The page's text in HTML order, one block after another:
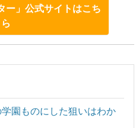
ー」公式サイトはこち
ら
園ものにした狙いはわか